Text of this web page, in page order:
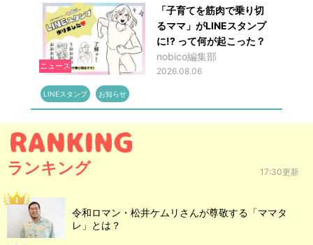
ニュース
「子育てを筋肉で乗り切
るママ」がLINEスタンプ
に!? って何が起こった？
nobico編集部
2026.08.06
LINEスタンプ お知らせ
ランキング 17:30更新
令和ロマン・松井ケムリさんが尊敬する「ママタ
レ」とは？